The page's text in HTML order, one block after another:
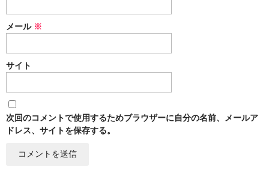
メール ※
サイト
次回のコメントで使用するためブラウザーに自分の名前、メールア
ドレス、サイトを保存する。